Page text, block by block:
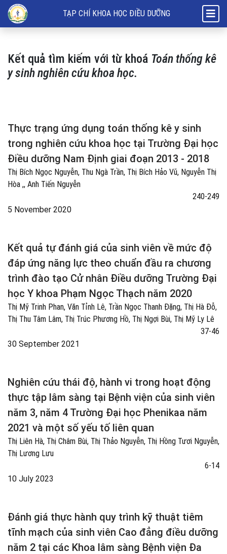
Tìm kiếm
TẠP CHÍ KHOA HỌC ĐIỀU DƯỠNG
Kết quả tìm kiếm với từ khoá Toán thống kê
y sinh nghiên cứu khoa học.
Thực trạng ứng dụng toán thống kê y sinh
trong nghiên cứu khoa học tại Trường Đại học
Điều dưỡng Nam Định giai đoạn 2013 - 2018
Thị Bích Ngọc Nguyễn, Thu Ngà Trần, Thị Bích Hảo Vũ, Nguyễn Thị
Hòa ,, Anh Tiến Nguyễn
240-249
5 November 2020
Kết quả tự đánh giá của sinh viên về mức độ
đáp ứng năng lực theo chuẩn đầu ra chương
trình đào tạo Cử nhân Điều dưỡng Trường Đại
học Y khoa Phạm Ngọc Thạch năm 2020
Thị Mỹ Trinh Phan, Văn Tỉnh Lê, Trần Ngọc Thanh Đặng, Thị Hà Đỗ,
Thị Thu Tâm Lâm, Thị Trúc Phương Hồ, Thị Ngợi Bùi, Thị Mỹ Ly Lê
37-46
30 September 2021
Nghiên cứu thái độ, hành vi trong hoạt động
thực tập lâm sàng tại Bệnh viện của sinh viên
năm 3, năm 4 Trường Đại học Phenikaa năm
2021 và một số yếu tố liên quan
Thị Liên Hà, Thị Châm Bùi, Thị Thảo Nguyễn, Thị Hồng Tươi Nguyễn,
Thị Lương Lưu
6-14
10 July 2023
Đánh giá thực hành quy trình kỹ thuật tiêm
tĩnh mạch của sinh viên Cao đẳng điều dưỡng
năm 2 tại các Khoa lâm sàng Bệnh viện Đa